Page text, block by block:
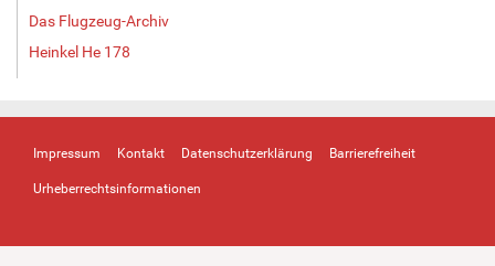
Das Flugzeug-Archiv
Heinkel He 178
Impressum Kontakt Datenschutzerklärung Barrierefreiheit
Urheberrechtsinformationen